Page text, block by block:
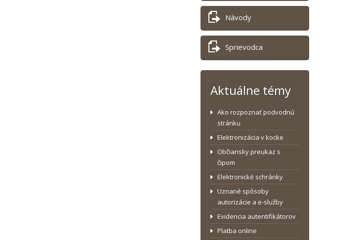
Návody
Sprievodca
Aktuálne témy
Ako rozpoznať podvodnú
stránku
Elektronizácia v kocke
Občiansky preukaz s
čipom
Elektronické schránky
Uznané spôsoby
autorizácie a e-služby
Evidencia autentifikátorov
Platba online